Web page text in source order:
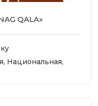
QALA»
Национальная,